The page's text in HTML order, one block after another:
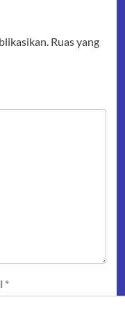
Ruas yang
*